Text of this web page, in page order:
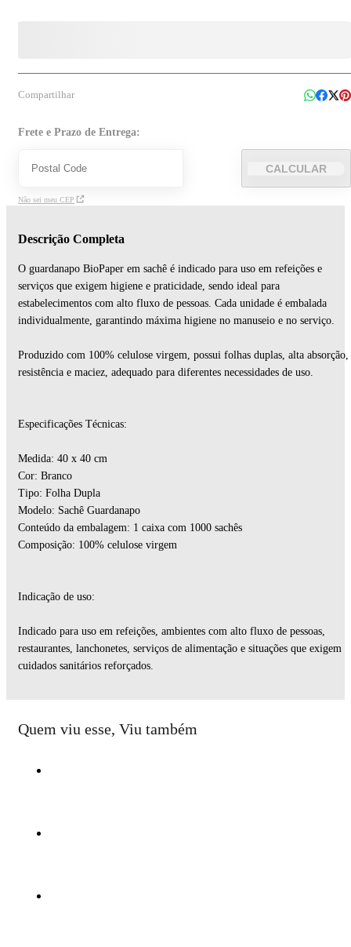
Compartilhar
Frete e Prazo de Entrega:
CALCULAR
Não sei meu CEP
Descrição Completa
O guardanapo BioPaper em sachê é indicado para uso em refeições e
serviços que exigem higiene e praticidade, sendo ideal para
estabelecimentos com alto fluxo de pessoas. Cada unidade é embalada
individualmente, garantindo máxima higiene no manuseio e no serviço.
Produzido com 100% celulose virgem, possui folhas duplas, alta absorção,
resistência e maciez, adequado para diferentes necessidades de uso.
Especificações Técnicas:
Medida: 40 x 40 cm
Cor: Branco
Tipo: Folha Dupla
Modelo: Sachê Guardanapo
Conteúdo da embalagem: 1 caixa com 1000 sachês
Composição: 100% celulose virgem
Indicação de uso:
Indicado para uso em refeições, ambientes com alto fluxo de pessoas,
restaurantes, lanchonetes, serviços de alimentação e situações que exigem
cuidados sanitários reforçados.
Quem viu esse, Viu também